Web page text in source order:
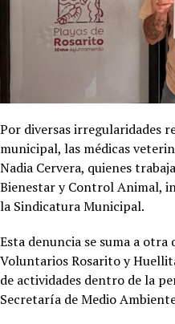
Por diversas irregularidades
municipal, las médicas
Nadia Cervera, quienes
Bienestar y Control Animal,
la Sindicatura Municipal.
Esta denuncia se suma a
Voluntarios Rosarito y
de actividades dentro de la
Secretaría de Medio